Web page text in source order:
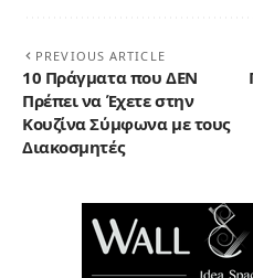
PREVIOUS ARTICLE
10 Πράγματα που ΔΕΝ
Πρέπει να Έχετε στην
Κουζίνα Σύμφωνα με τους
Διακοσμητές